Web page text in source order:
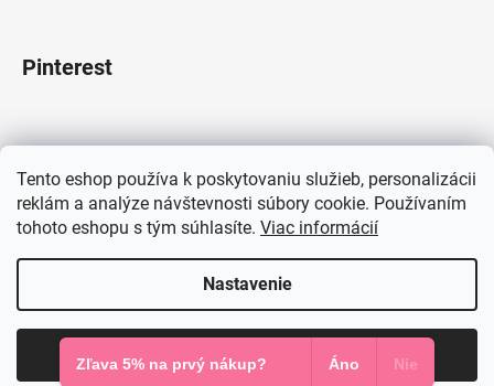
Tento eshop používa k poskytovaniu služieb, personalizácii
reklám a analýze návštevnosti súbory cookie. Používaním
tohoto eshopu s tým súhlasíte. Viac informácií
Nastavenie
Súhlasím
Pinterest
Instagram
Copyright 2026
Mia Dresses . Všetky práva vyhradené.
Zľava 5% na prvý nákup? Áno Nie